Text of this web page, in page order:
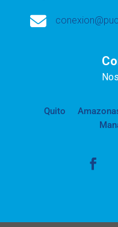

Quito